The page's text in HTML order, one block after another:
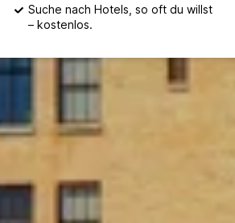
Suche nach Hotels, so oft du willst
– kostenlos.